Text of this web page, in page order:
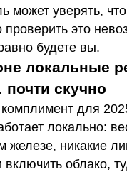
может уверять,
проверить это
будете вы.
локальные
скучно
для
локально:
железе, никакие
включить облако,